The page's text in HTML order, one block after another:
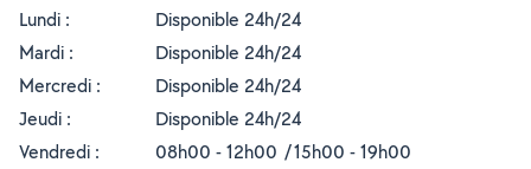
Lundi :
Disponible 24h/24
Mardi :
Disponible 24h/24
Mercredi :
Disponible 24h/24
Jeudi :
Disponible 24h/24
Vendredi :
08h00 - 12h00
15h00 - 19h00